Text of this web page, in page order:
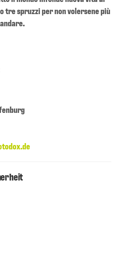
tre spruzzi per non volersene più
andare.